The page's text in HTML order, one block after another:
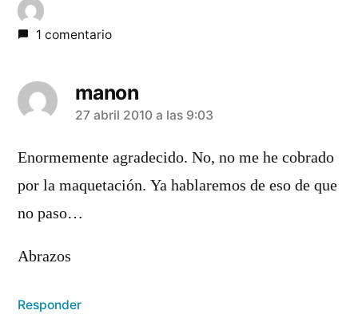
1 comentario
manon
dice:
27 abril 2010 a las 9:03
Enormemente agradecido. No, no me he cobrado
por la maquetación. Ya hablaremos de eso de que
no paso…
Abrazos
Responder